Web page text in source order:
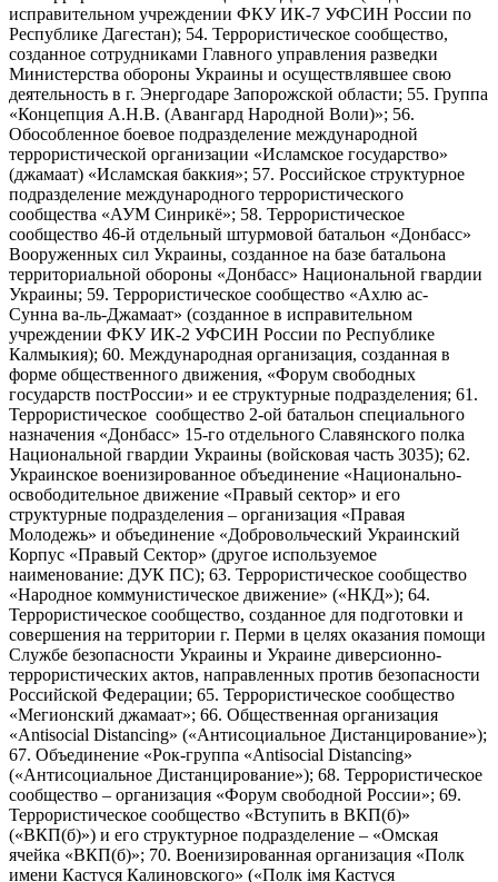
исправительном учреждении ФКУ ИК-7 УФСИН России по
Республике Дагестан); 54. Террористическое сообщество,
созданное сотрудниками Главного управления разведки
Министерства обороны Украины и осуществлявшее свою
деятельность в г. Энергодаре Запорожской области; 55. Группа
«Концепция А.Н.В. (Авангард Народной Воли)»; 56.
Обособленное боевое подразделение международной
террористической организации «Исламское государство»
(джамаат) «Исламская баккия»; 57. Российское структурное
подразделение международного террористического
сообщества «АУМ Синрикё»; 58. Террористическое
сообщество 46-й отдельный штурмовой батальон «Донбасс»
Вооруженных сил Украины, созданное на базе батальона
территориальной обороны «Донбасс» Национальной гвардии
Украины; 59. Террористическое сообщество «Ахлю ас-
Сунна ва-ль-Джамаат» (созданное в исправительном
учреждении ФКУ ИК-2 УФСИН России по Республике
Калмыкия); 60. Международная организация, созданная в
форме общественного движения, «Форум свободных
государств постРоссии» и ее структурные подразделения; 61.
Террористическое сообщество 2-ой батальон специального
назначения «Донбасс» 15-го отдельного Славянского полка
Национальной гвардии Украины (войсковая часть 3035); 62.
Украинское военизированное объединение «Национально-
освободительное движение «Правый сектор» и его
структурные подразделения – организация «Правая
Молодежь» и объединение «Добровольческий Украинский
Корпус «Правый Сектор» (другое используемое
наименование: ДУК ПС); 63. Террористическое сообщество
«Народное коммунистическое движение» («НКД»); 64.
Террористическое сообщество, созданное для подготовки и
совершения на территории г. Перми в целях оказания помощи
Службе безопасности Украины и Украине диверсионно-
террористических актов, направленных против безопасности
Российской Федерации; 65. Террористическое сообщество
«Мегионский джамаат»; 66. Общественная организация
«Antisocial Distancing» («Антисоциальное Дистанцирование»);
67. Объединение «Рок-группа «Antisocial Distancing»
(«Антисоциальное Дистанцирование»); 68. Террористическое
сообщество – организация «Форум свободной России»; 69.
Террористическое сообщество «Вступить в ВКП(б)»
(«ВКП(б)») и его структурное подразделение – «Омская
ячейка «ВКП(б)»; 70. Военизированная организация «Полк
имени Кастуся Калиновского» («Полк iмя Кастуся